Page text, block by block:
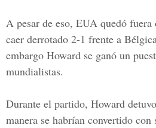
A pesar de eso, EUA quedó fuera
caer derrotado 2-1 frente a
embargo Howard se ganó un
mundialistas.
Durante el partido, Howard
manera se habrían convertido con